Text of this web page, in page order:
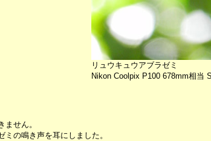
リュウキュウアブラゼミ
Nikon Coolpix P100 678mm相当
せん。
の鳴き声を耳にしました。